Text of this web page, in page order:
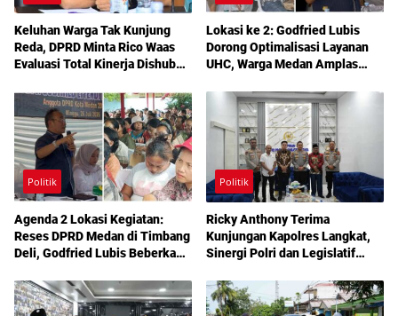
Keluhan Warga Tak Kunjung
Reda, DPRD Minta Rico Waas
Evaluasi Total Kinerja Dishub
Lokasi ke 2: Godfried Lubis
Dorong Optimalisasi Layanan
UHC, Warga Medan Amplas
Berobat Gratis Bermodal KTP
Politik
Agenda 2 Lokasi Kegiatan:
Reses DPRD Medan di Timbang
Deli, Godfried Lubis Beberkan
Layanan Kesehatan Gratis
Politik
Ricky Anthony Terima
Kunjungan Kapolres Langkat,
Sinergi Polri dan Legislatif